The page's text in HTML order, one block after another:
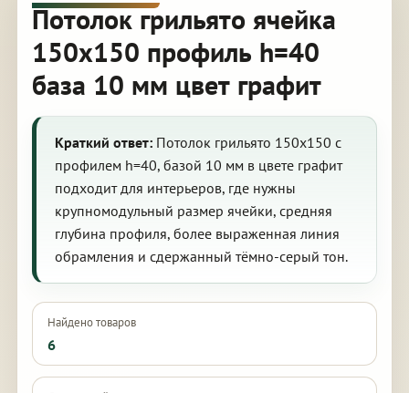
Потолок грильято ячейка
150х150 профиль h=40
база 10 мм цвет графит
Краткий ответ:Потолок грильято 150х150 с
профилем h=40, базой 10 мм в цвете графит
подходит для интерьеров, где нужны
крупномодульный размер ячейки, средняя
глубина профиля, более выраженная линия
обрамления и сдержанный тёмно-серый тон.
Найдено товаров
6